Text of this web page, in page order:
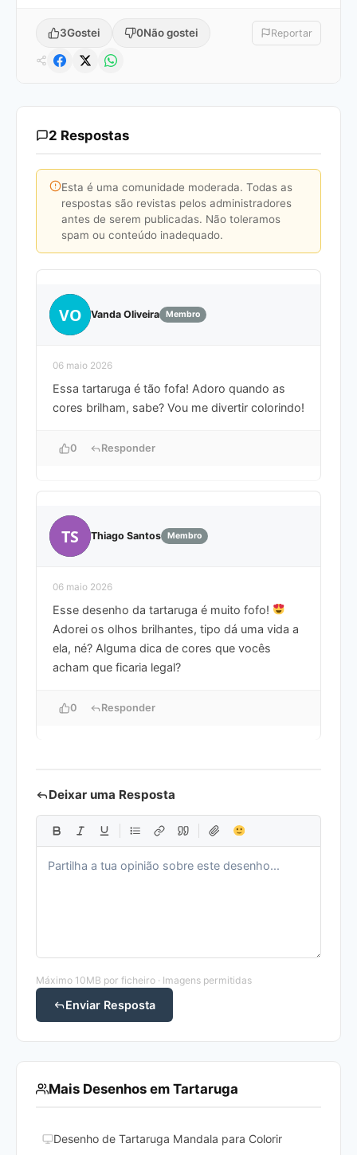
3Gostei 0Não gostei Reportar
2 Respostas
Esta é uma comunidade moderada. Todas as
respostas são revistas pelos administradores
antes de serem publicadas. Não toleramos
spam ou conteúdo inadequado.
VO Vanda Oliveira Membro
06 maio 2026
Essa tartaruga é tão fofa! Adoro quando as
cores brilham, sabe? Vou me divertir colorindo!
0 Responder
TS Thiago Santos Membro
06 maio 2026
Esse desenho da tartaruga é muito fofo!
Adorei os olhos brilhantes, tipo dá uma vida a
ela, né? Alguma dica de cores que vocês
acham que ficaria legal?
0 Responder
Deixar uma Resposta
Máximo 10MB por ficheiro · Imagens permitidas
Enviar Resposta
Mais Desenhos em Tartaruga
Desenho de Tartaruga Mandala para Colorir